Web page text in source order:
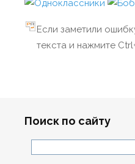
Если заметили
текста и нажмите
Поиск по сайту